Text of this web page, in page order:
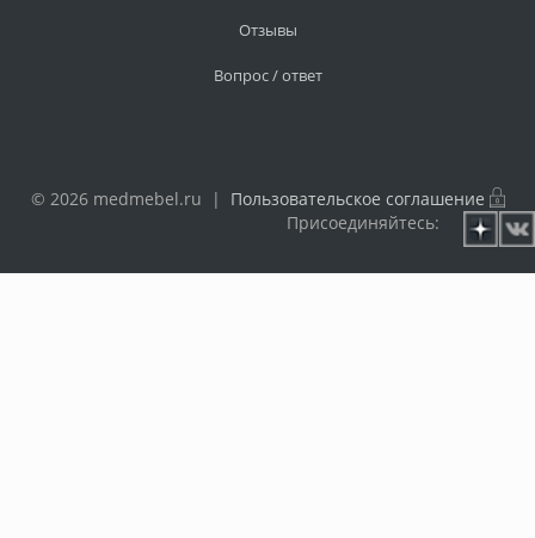
Отзывы
Вопрос / ответ
© 2026 medmebel.ru | Пользовательское соглашение
Присоединяйтесь: